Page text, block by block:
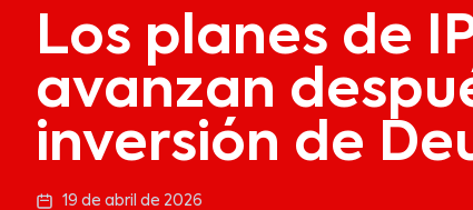
Los planes de
avanzan
inversión de
19 de abril de 2026